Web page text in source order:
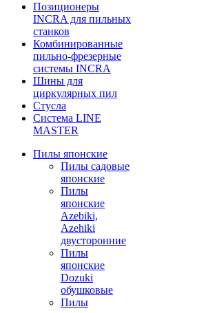
Позиционеры
INCRA для пильных
станков
Комбинированные
пильно-фрезерные
системы INCRA
Шины для
циркулярных пил
Стусла
Система LINE
MASTER
Пилы японские
Пилы садовые
японские
Пилы
японские
Azebiki,
Azehiki
двусторонние
Пилы
японские
Dozuki
обушковые
Пилы